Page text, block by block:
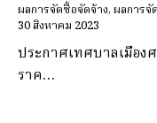
ผลการจัดซื้อจัดจ้าง,ผลการจั
30 สิงหาคม 2023
ประกาศเทศบาลเมือง
ราค…